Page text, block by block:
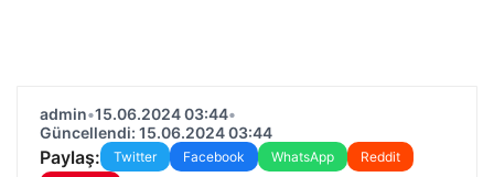
admin•15.06.2024 03:44•
Güncellendi: 15.06.2024 03:44
Paylaş: Twitter Facebook WhatsApp
Reddit